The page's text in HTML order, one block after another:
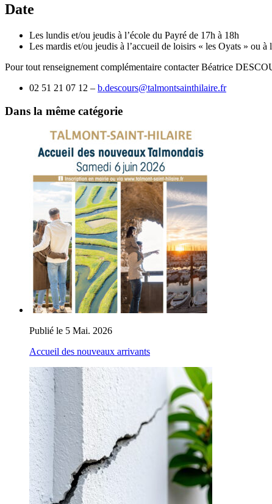
Date
Les lundis et/ou jeudis à l’école du Payré de 17h à 18h
Les mardis et/ou jeudis à l’accueil de loisirs « les Oyats » ou à
Pour tout renseignement complémentaire contacter Béatrice
02 51 21 07 12 – b.descours@talmontsainthilaire.fr
Dans la même catégorie
Publié le 5 Mai. 2026
Accueil des nouveaux arrivants